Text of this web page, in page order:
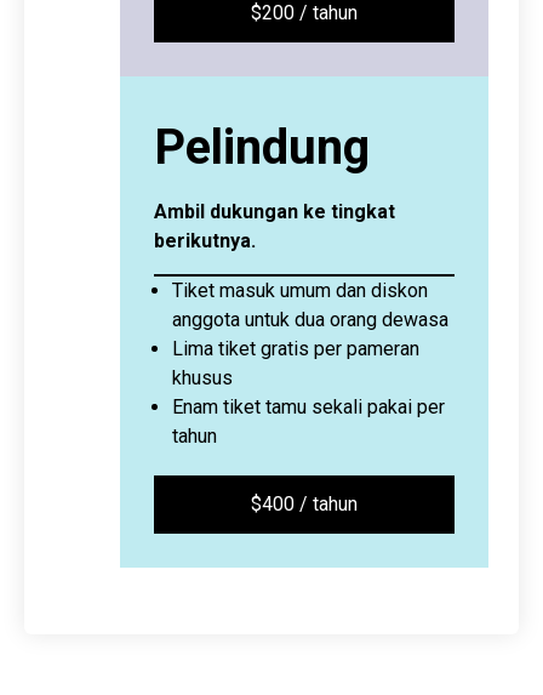
$200 / tahun
Pelindung
Ambil dukungan ke tingkat
berikutnya.
Tiket masuk umum dan diskon
anggota untuk dua orang dewasa
Lima tiket gratis per pameran
khusus
Enam tiket tamu sekali pakai per
tahun
$400 / tahun